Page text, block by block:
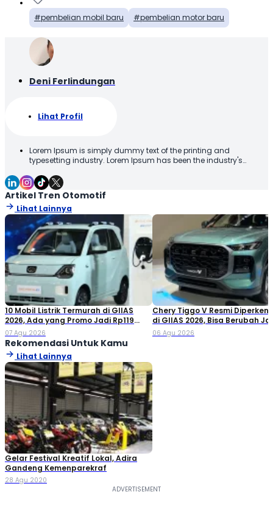
pembelian mobil baru pembelian motor baru
Deni Ferlindungan
Lihat Profil
Lorem Ipsum is simply dummy text of the printing and
typesetting industry. Lorem Ipsum has been the industry's
printer took a galley of type and scrambled it to make a type
specimen book. It has survived not only five centuries, but also
the leap into electronic typesetting, remaining essentially
unchanged. It was popularised in the 1960s with the release of
Letraset sheets containing Lorem Ipsum passages, and more
recently with desktop publishing software like Aldus PageMaker
including versions of Lorem Ipsum
Artikel Tren Otomotif
Lihat Lainnya
10 Mobil Listrik Termurah di GIIAS
2026, Ada yang Promo Jadi Rp119
Jutaan!
07 Agu 2026
Chery Tiggo V Resmi
di GIIAS 2026, Bisa Berubah
Double Cabin
06 Agu 2026
Rekomendasi Untuk Kamu
Lihat Lainnya
Gelar Festival Kreatif Lokal, Adira
Gandeng Kemenparekraf
28 Agu 2020